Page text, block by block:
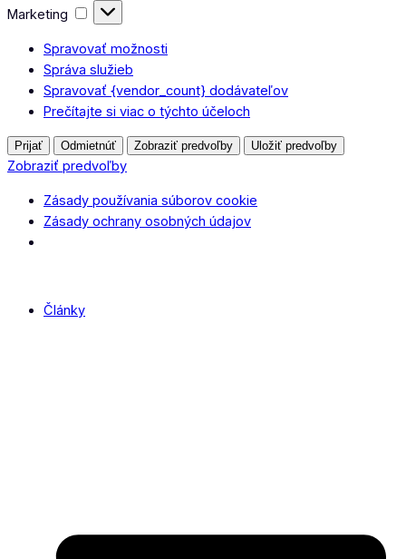
Marketing
Marketing
Spravovať možnosti
Správa služieb
Spravovať {vendor_count} dodávateľov
Prečítajte si viac o týchto účeloch
Prijať Odmietnúť Zobraziť predvoľby Uložiť predvoľby
Zobraziť predvoľby
Zásady používania súborov cookie
Zásady ochrany osobných údajov
Články